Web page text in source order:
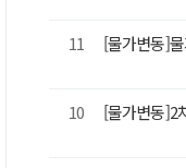
11 [물가변동]
10 [물가변동]2